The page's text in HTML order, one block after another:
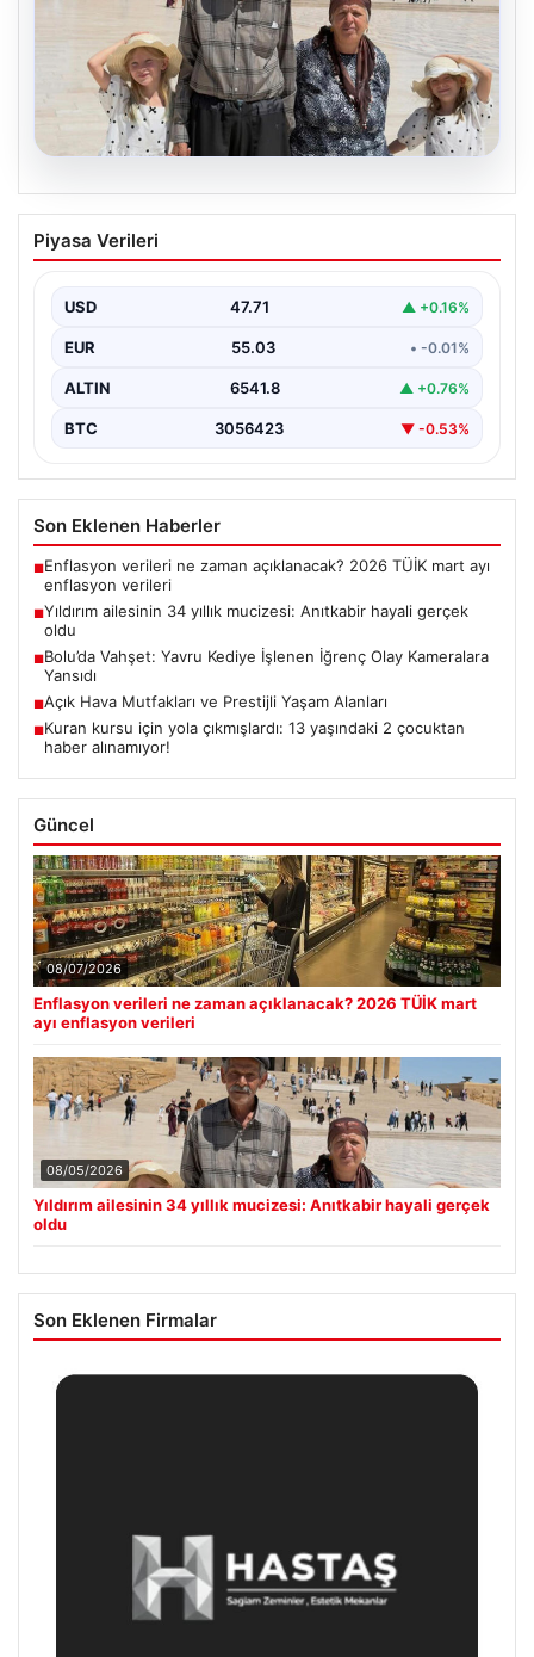
05.08.2026
Yıldırım ailesinin 34 yıllık mucizesi:
Anıtkabir hayali gerçek oldu
Zeynep Yıldırım (59), tam 34 yıl boyunca…
Piyasa Verileri
USD 47.71 ▲ +0.16%
EUR 55.03 • -0.01%
ALTIN 6541.8 ▲ +0.76%
BTC 3056423 ▼ -0.53%
Son Eklenen Haberler
■Enflasyon verileri ne zaman açıklanacak? 2026 TÜİK mart ayı
enflasyon verileri
■Yıldırım ailesinin 34 yıllık mucizesi: Anıtkabir hayali gerçek
oldu
■Bolu’da Vahşet: Yavru Kediye İşlenen İğrenç Olay Kameralara
Yansıdı
■Açık Hava Mutfakları ve Prestijli Yaşam Alanları
■Kuran kursu için yola çıkmışlardı: 13 yaşındaki 2 çocuktan
haber alınamıyor!
Güncel
08/07/2026
Enflasyon verileri ne zaman açıklanacak? 2026 TÜİK mart
ayı enflasyon verileri
08/05/2026
Yıldırım ailesinin 34 yıllık mucizesi: Anıtkabir hayali gerçek
oldu
Son Eklenen Firmalar